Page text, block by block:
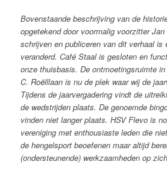
Bovenstaande beschrijving van de
opgetekend door voormalig voorzitter
schrijven en publiceren van dit verhaal is
veranderd. Café Staal is gesloten en
onze thuisbasis. De ontmoetingsruimte
C. Roëlllaan is nu de plek waar wij de
Tijdens de jaarvergadering vindt de
de wedstrijden plaats. De genoemde
vinden niet langer plaats. HSV Flevo is
vereniging met enthousiaste leden die
de hengelsport beoefenen maar altijd
(ondersteunende) werkzaamheden op